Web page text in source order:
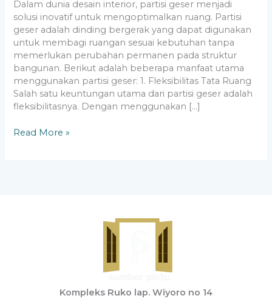
Dalam dunia desain interior, partisi geser menjadi
solusi inovatif untuk mengoptimalkan ruang. Partisi
geser adalah dinding bergerak yang dapat digunakan
untuk membagi ruangan sesuai kebutuhan tanpa
memerlukan perubahan permanen pada struktur
bangunan. Berikut adalah beberapa manfaat utama
menggunakan partisi geser: 1. Fleksibilitas Tata Ruang
Salah satu keuntungan utama dari partisi geser adalah
fleksibilitasnya. Dengan menggunakan […]
Read More »
Kompleks Ruko lap. Wiyoro no 14